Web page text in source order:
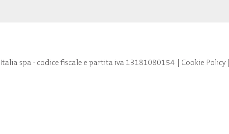
spa - codice fiscale e partita iva 13181080154| Cookie Policy|